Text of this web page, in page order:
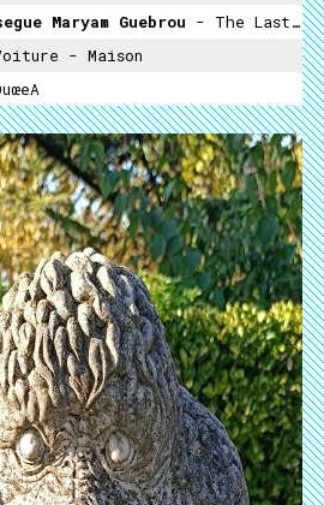
Maryam Guebrou - The Last Tears Of A Deceased
- Maison